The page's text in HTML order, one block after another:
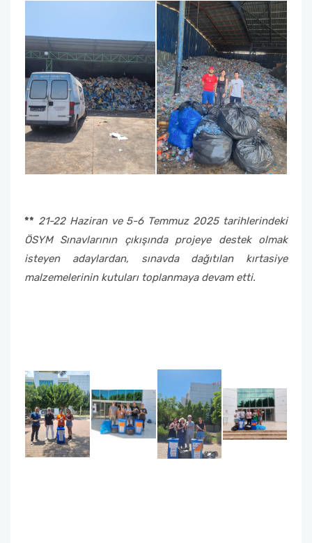
** 21-22 Haziran ve 5-6 Temmuz 2025 tarihlerindeki
ÖSYM Sınavlarının çıkışında projeye destek olmak
isteyen adaylardan, sınavda dağıtılan kırtasiye
malzemelerinin kutuları toplanmaya devam etti.